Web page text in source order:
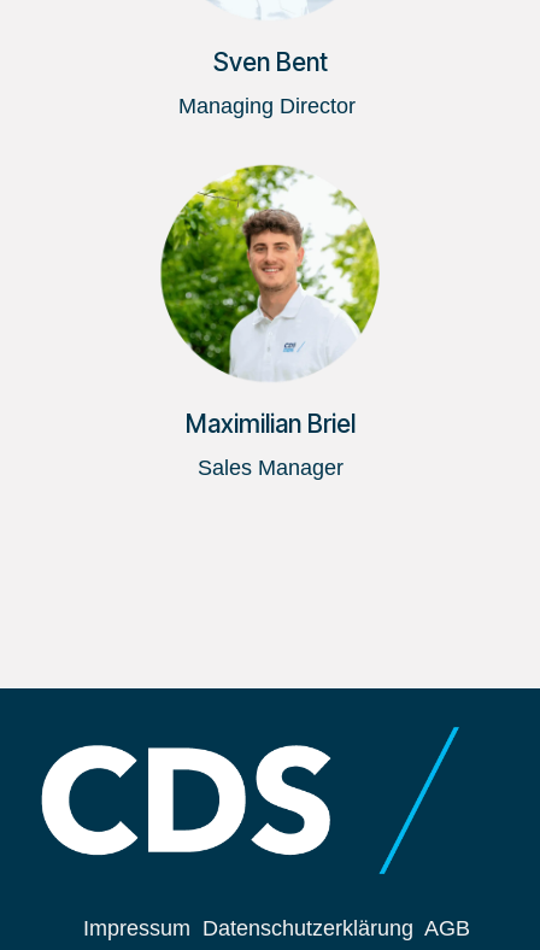
Sven Bent
Managing Director
Maximilian Briel
Sales Manager
Impressum Datenschutzerklärung AGB